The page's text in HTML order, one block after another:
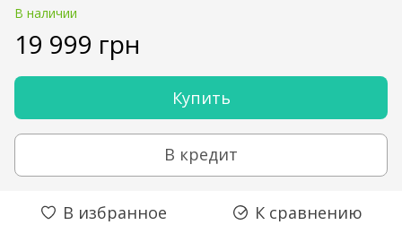
В наличии
19 999 грн
Купить
В кредит
В избранное К сравнению